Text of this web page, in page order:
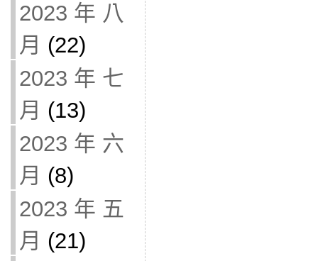
2023 年 八
月 (22)
2023 年 七
月 (13)
2023 年 六
月 (8)
2023 年 五
月 (21)